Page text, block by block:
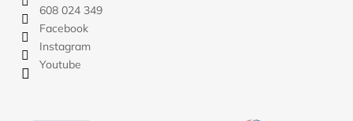
608 024 349
Facebook
Instagram
Youtube